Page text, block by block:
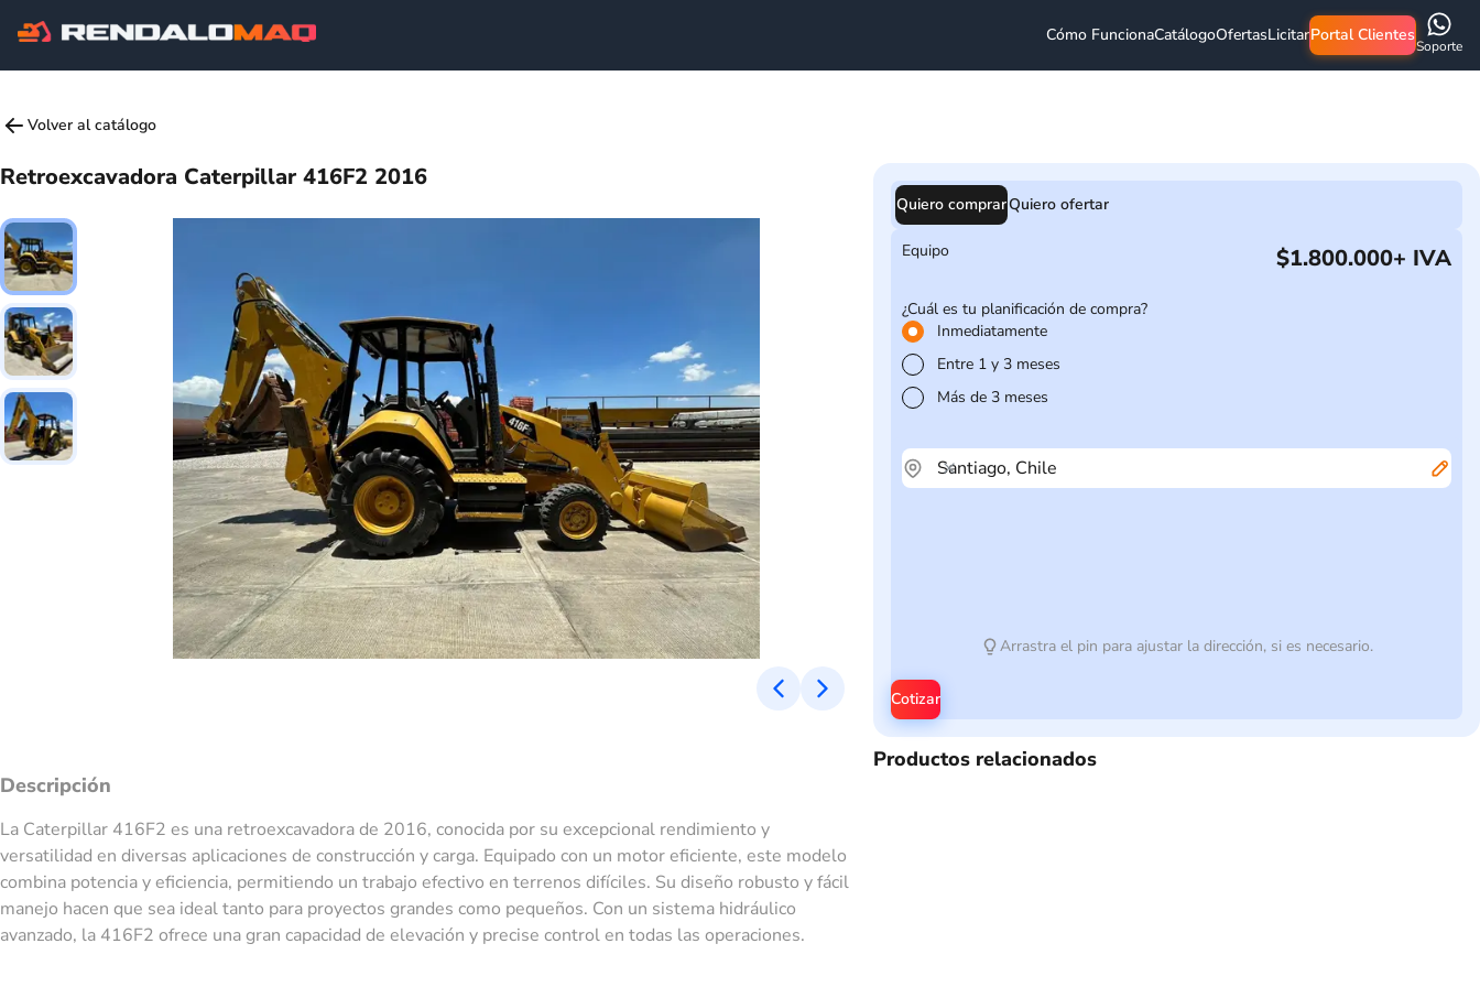
Cómo FuncionaCatálogoOfertasLicitarPortal Clientes
Soporte
Volver al catálogo
Retroexcavadora Caterpillar 416F2 2016
Quiero comprarQuiero ofertar
Equipo $1.800.000+ IVA
¿Cuál es tu planificación de compra?
Inmediatamente
Entre 1 y 3 meses
Más de 3 meses
Arrastra el pin para ajustar la dirección, si es necesario.
Cotizar
Descripción
La Caterpillar 416F2 es una retroexcavadora de 2016, conocida por su excepcional rendimiento y
versatilidad en diversas aplicaciones de construcción y carga. Equipado con un motor eficiente, este modelo
combina potencia y eficiencia, permitiendo un trabajo efectivo en terrenos difíciles. Su diseño robusto y fácil
manejo hacen que sea ideal tanto para proyectos grandes como pequeños. Con un sistema hidráulico
avanzado, la 416F2 ofrece una gran capacidad de elevación y precise control en todas las operaciones.
Productos relacionados